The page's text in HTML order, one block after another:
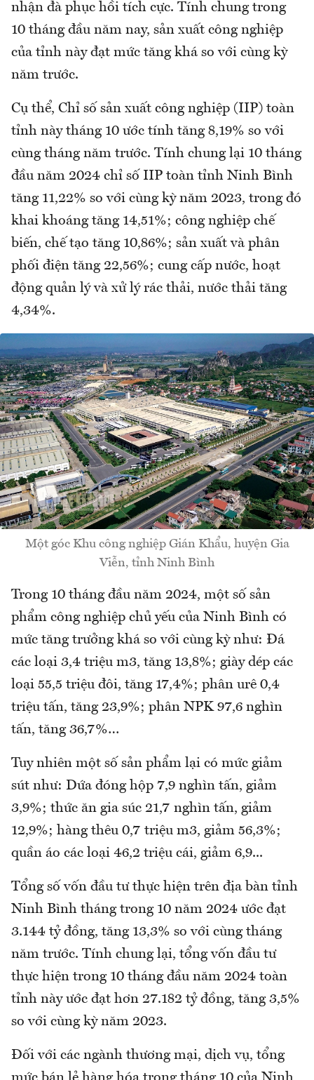
nhận đà phục hồi tích cực. Tính chung trong
10 tháng đầu năm nay, sản xuất công nghiệp
của tỉnh này đạt mức tăng khá so với cùng kỳ
năm trước.
Cụ thể, Chỉ số sản xuất công nghiệp (IIP) toàn
tỉnh này tháng 10 ước tính tăng 8,19% so với
cùng tháng năm trước. Tính chung lại 10 tháng
đầu năm 2024 chỉ số IIP toàn tỉnh Ninh Bình
tăng 11,22% so với cùng kỳ năm 2023, trong đó
khai khoáng tăng 14,51%; công nghiệp chế
biến, chế tạo tăng 10,86%; sản xuất và phân
phối điện tăng 22,56%; cung cấp nước, hoạt
động quản lý và xử lý rác thải, nước thải tăng
4,34%.
Một góc Khu công nghiệp Gián Khẩu, huyện Gia
Viễn, tỉnh Ninh Bình
Trong 10 tháng đầu năm 2024, một số sản
phẩm công nghiệp chủ yếu của Ninh Bình có
mức tăng trưởng khá so với cùng kỳ như: Đá
các loại 3,4 triệu m3, tăng 13,8%; giày dép các
loại 55,5 triệu đôi, tăng 17,4%; phân urê 0,4
triệu tấn, tăng 23,9%; phân NPK 97,6 nghìn
tấn, tăng 36,7%…
Tuy nhiên một số sản phẩm lại có mức giảm
sút như: Dứa đóng hộp 7,9 nghìn tấn, giảm
3,9%; thức ăn gia súc 21,7 nghìn tấn, giảm
12,9%; hàng thêu 0,7 triệu m3, giảm 56,3%;
quần áo các loại 46,2 triệu cái, giảm 6,9...
Tổng số vốn đầu tư thực hiện trên địa bàn tỉnh
Ninh Bình tháng trong 10 năm 2024 ước đạt
3.144 tỷ đồng, tăng 13,3% so với cùng tháng
năm trước. Tính chung lại, tổng vốn đầu tư
thực hiện trong 10 tháng đầu năm 2024 toàn
tỉnh này ước đạt hơn 27.182 tỷ đồng, tăng 3,5%
so với cùng kỳ năm 2023.
Đối với các ngành thương mại, dịch vụ, tổng